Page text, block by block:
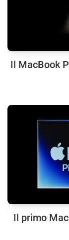
Il MacBook
Il primo